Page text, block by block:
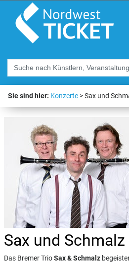
Sie sind hier: Konzerte Sax und
Sax und Schmalz
Das Bremer TrioSax & Schmalz